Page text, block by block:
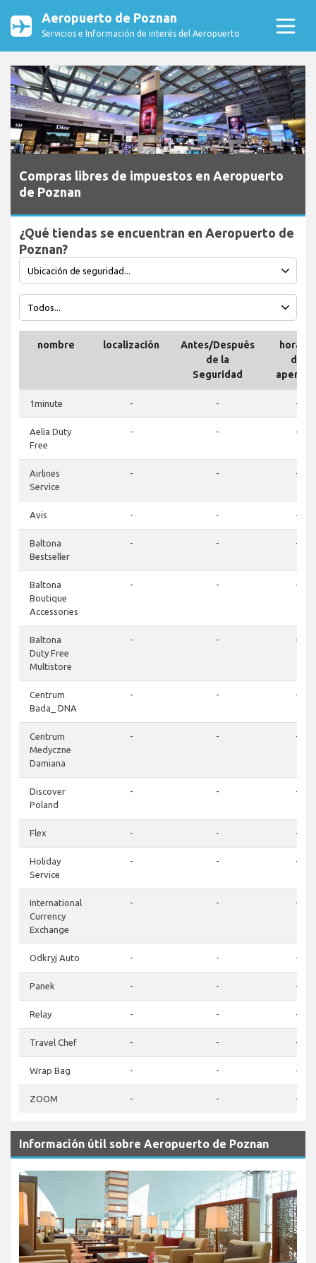
Aeropuerto de Poznan
Servicios e Información de interés del Aeropuerto
Compras libres de impuestos en Aeropuerto
de Poznan
¿Qué tiendas se encuentran en Aeropuerto de
Poznan?
nombre localización
Antes/Después
de la
Seguridad
horario
de
1minute - - -
Aelia Duty
Free
- - -
Airlines
Service
- - -
Avis - - -
Baltona
Bestseller
- - -
Baltona
Boutique
Accessories
- - -
Baltona
Duty Free
Multistore
- - -
Centrum
Bada_ DNA
- - -
Centrum
Medyczne
Damiana
- - -
Discover
Poland
- - -
Flex - - -
Holiday
Service
- - -
International
Currency
Exchange
- - -
Odkryj Auto - - -
Panek - - -
Relay - - -
Travel Chef - - -
Wrap Bag - - -
ZOOM - - -
Información útil sobre Aeropuerto de Poznan